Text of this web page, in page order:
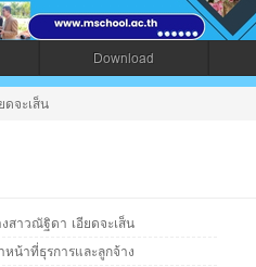
Download
จะเส็น
สาวณัฐิดา เอียดจะเส็น
หน้าที่ธุรการและลูกจ้าง